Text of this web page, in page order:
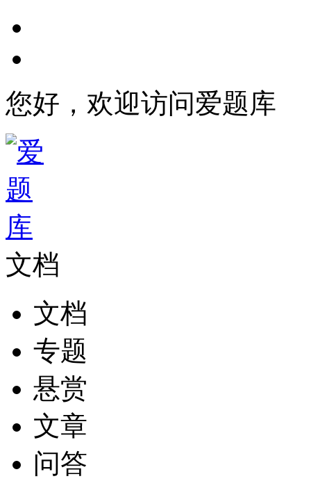
您好，欢迎访问爱题库
文档
文档
专题
悬赏
文章
问答